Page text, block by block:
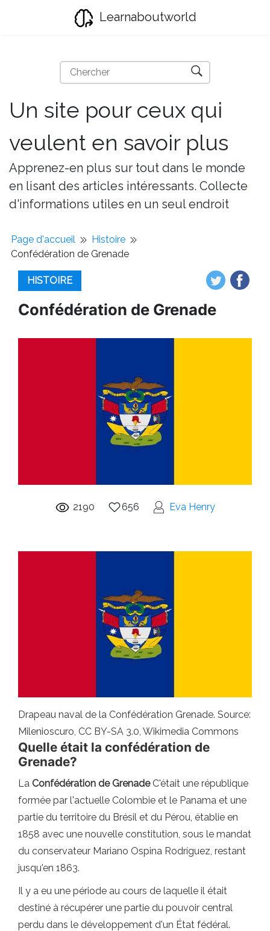
Learnaboutworld
Un site pour ceux qui
veulent en savoir plus
Apprenez-en plus sur tout dans le monde
en lisant des articles intéressants. Collecte
d'informations utiles en un seul endroit
Page d'accueil
Histoire
Confédération de Grenade
HISTOIRE
Confédération de Grenade
2190 656 Eva Henry
Drapeau naval de la Confédération Grenade. Source:
Milenioscuro, CC BY-SA 3.0, Wikimedia Commons
Quelle était la confédération de
Grenade?
La Confédération de GrenadeC'était une république
formée par l'actuelle Colombie et le Panama et une
partie du territoire du Brésil et du Pérou, établie en
1858 avec une nouvelle constitution, sous le mandat
du conservateur Mariano Ospina Rodríguez, restant
jusqu'en 1863.
Il y a eu une période au cours de laquelle il était
destiné à récupérer une partie du pouvoir central
perdu dans le développement d'un État fédéral.